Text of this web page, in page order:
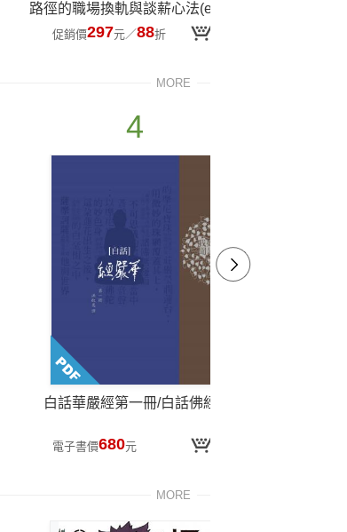
路徑的職場換軌與談薪心法(epub)
促銷價297元／88折
MORE
4
白話華嚴經第一冊/白話佛經1
電子書價680元
MORE